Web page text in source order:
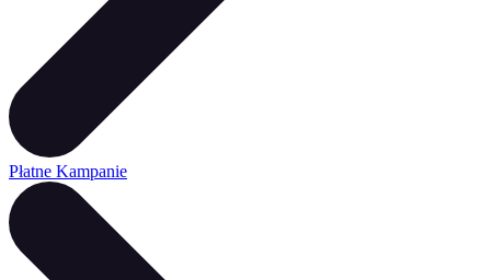
Płatne Kampanie